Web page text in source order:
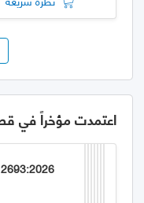
اعتمدت مؤخراً في